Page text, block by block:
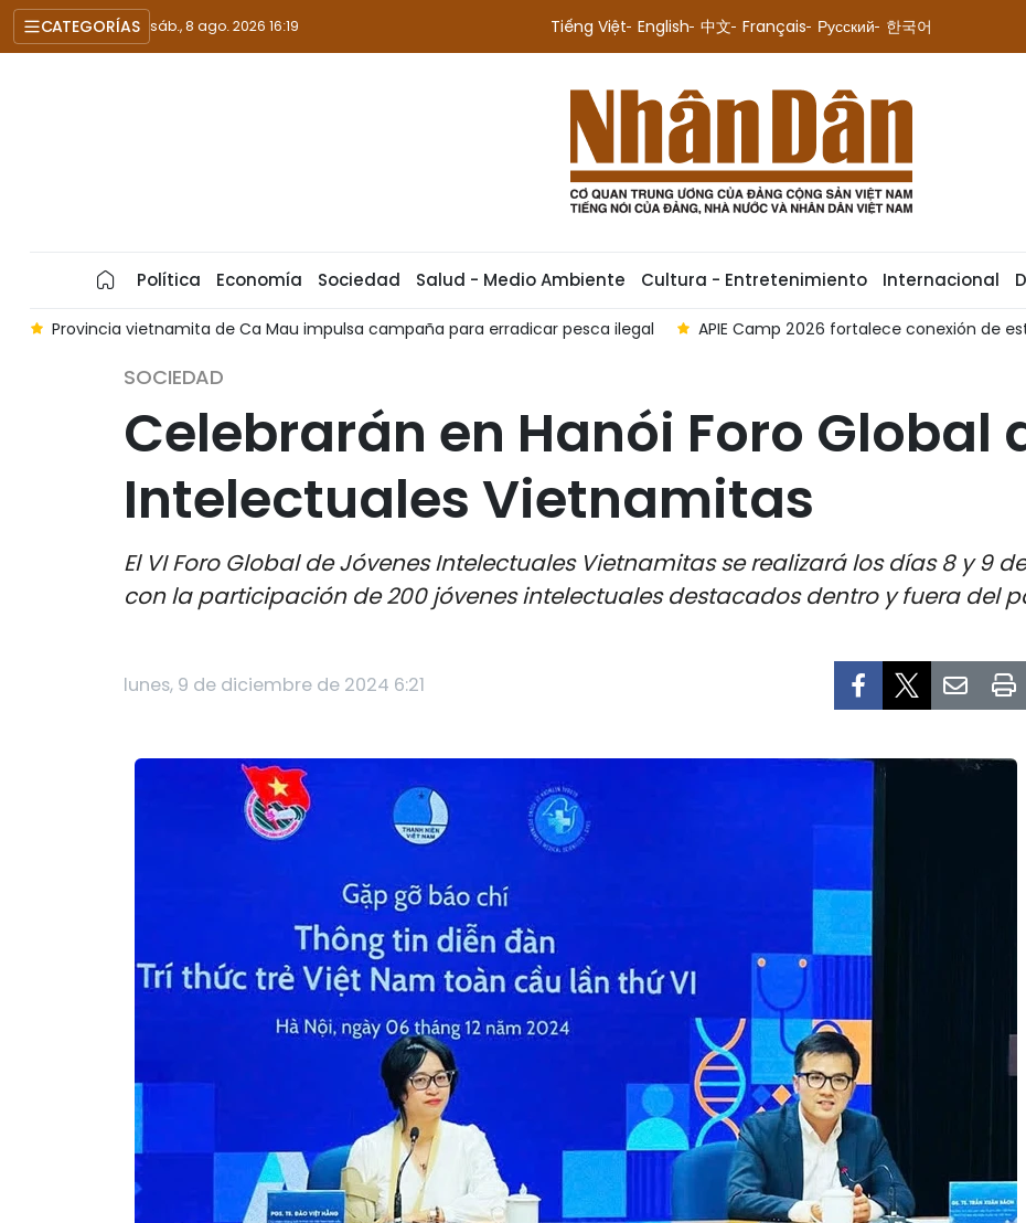
CATEGORÍAS sáb., 8 ago. 2026 16:19 Tiếng Việt English 中文 Français Русский 한국어
Política Economía Sociedad Salud - Medio Ambiente Cultura - Entretenimiento Internacional
pesca ilegal APIE Camp 2026 fortalece conexión de estudiantes vietnamitas con comunidad internacional de
SOCIEDAD
Celebrarán en Hanói Foro Global
Intelectuales Vietnamitas
El VI Foro Global de Jóvenes Intelectuales Vietnamitas se realizará los días 8 y 9
con la participación de 200 jóvenes intelectuales destacados dentro y fuera del
lunes, 9 de diciembre de 2024 6:21